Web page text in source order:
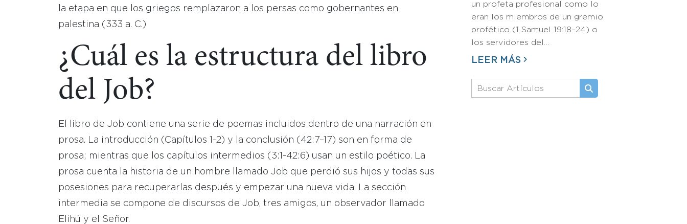
la etapa en que los griegos remplazaron a los persas como gobernantes en
palestina (333 a. C.)
¿Cuál es la estructura del libro
del Job?
El libro de Job contiene una serie de poemas incluidos dentro de una narración en
prosa. La introducción (Capítulos 1-2) y la conclusión (42:7–17) son en forma de
prosa; mientras que los capítulos intermedios (3:1-42:6) usan un estilo poético. La
prosa cuenta la historia de un hombre llamado Job que perdió sus hijos y todas sus
posesiones para recuperarlas después y empezar una nueva vida. La sección
intermedia se compone de discursos de Job, tres amigos, un observador llamado
Elihú y el Señor.
un profeta profesional como lo
eran los miembros de un gremio
profético (1 Samuel 19:18–24) o
los servidores del…
LEER MÁS